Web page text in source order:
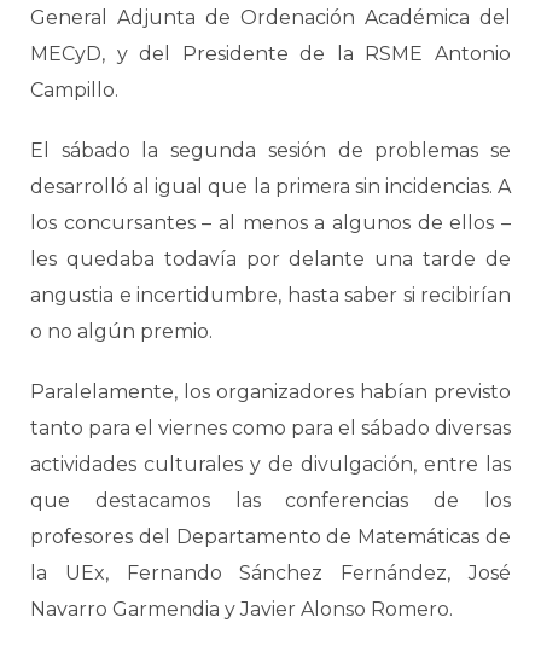
General Adjunta de Ordenación Académica del
MECyD, y del Presidente de la RSME Antonio
Campillo.
El sábado la segunda sesión de problemas se
desarrolló al igual que la primera sin incidencias. A
los concursantes – al menos a algunos de ellos –
les quedaba todavía por delante una tarde de
angustia e incertidumbre, hasta saber si recibirían
o no algún premio.
Paralelamente, los organizadores habían previsto
tanto para el viernes como para el sábado diversas
actividades culturales y de divulgación, entre las
que destacamos las conferencias de los
profesores del Departamento de Matemáticas de
la UEx, Fernando Sánchez Fernández, José
Navarro Garmendia y Javier Alonso Romero.